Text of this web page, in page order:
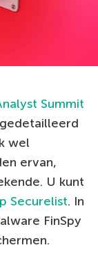
Summit
wel
ervan,
U kunt
Securelist. In
FinSpy